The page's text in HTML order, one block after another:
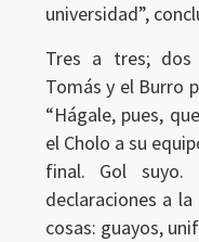
universidad”,
Tres a tres; dos
Tomás y el Burro
“Hágale, pues,
el Cholo a su
final. Gol suyo.
declaraciones a
cosas: guayos,